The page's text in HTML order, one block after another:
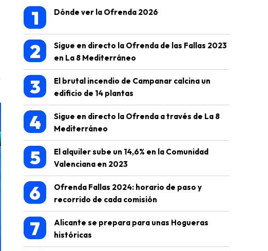
1 Dónde ver la Ofrenda 2026
2
Sigue en directo la Ofrenda de las Fallas 2023
en La 8 Mediterráneo
3
El brutal incendio de Campanar calcina un
edificio de 14 plantas
4
Sigue en directo la Ofrenda a través de La 8
Mediterráneo
5
El alquiler sube un 14,6% en la Comunidad
Valenciana en 2023
6
Ofrenda Fallas 2024: horario de paso y
recorrido de cada comisión
7
Alicante se prepara para unas Hogueras
históricas